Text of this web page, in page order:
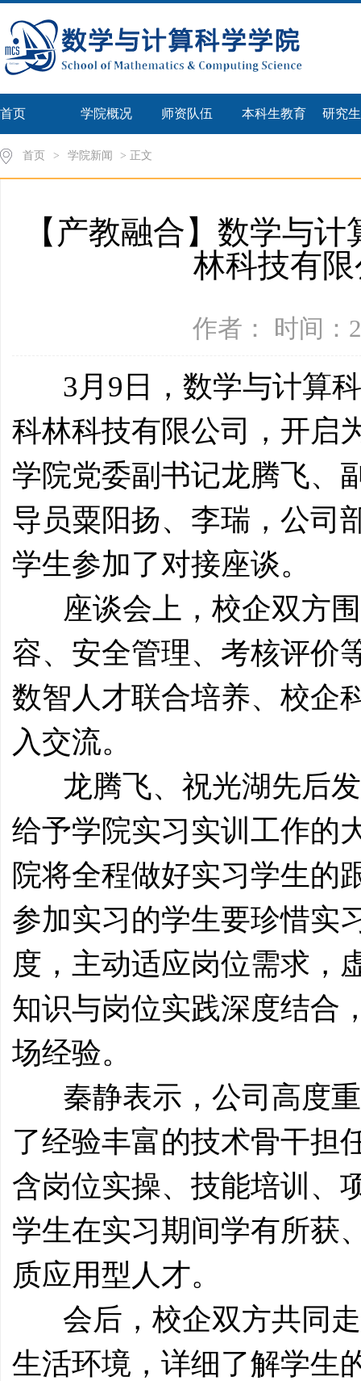
首页 学院概况 师资队伍 本科生教育 研究
首页 > 学院新闻 > 正文
【产教融合】数学与
林科技有
作者： 时间：
3月9日，数学与计算科
科林科技有限公司，开启
学院党委副书记龙腾飞、
导员粟阳扬、李瑞，公司
学生参加了对接座谈。
座谈会上，校企双方围
容、安全管理、考核评价
数智人才联合培养、校企
入交流。
龙腾飞、祝光湖先后发
给予学院实习实训工作的
院将全程做好实习学生的
参加实习的学生要珍惜实
度，主动适应岗位需求，
知识与岗位实践深度结合
场经验。
秦静表示，公司高度重
了经验丰富的技术骨干担
含岗位实操、技能培训、
学生在实习期间学有所获
质应用型人才。
会后，校企双方共同走
生活环境，详细了解学生